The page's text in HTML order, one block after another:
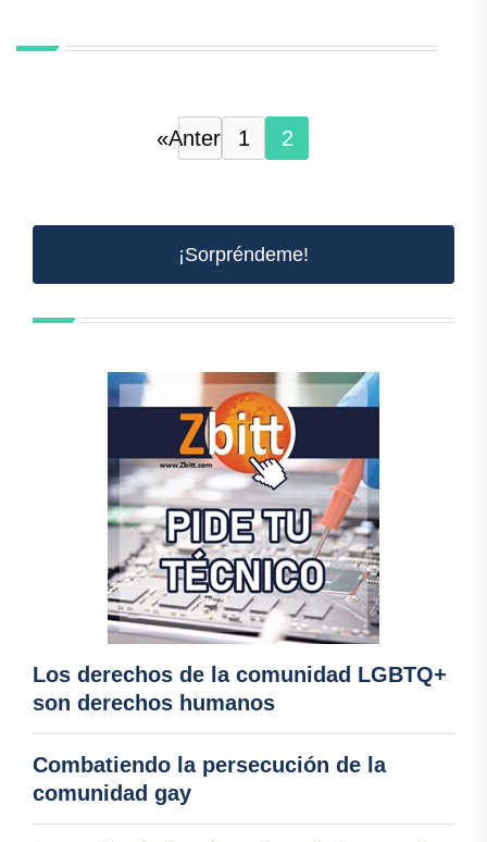
«Anterior1 2
¡Sorpréndeme!
Los derechos de la comunidad LGBTQ+
son derechos humanos
Combatiendo la persecución de la
comunidad gay